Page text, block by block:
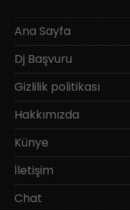
Ana Sayfa
Dj Başvuru
Gizlilik politikası
Hakkımızda
Künye
İletişim
Chat